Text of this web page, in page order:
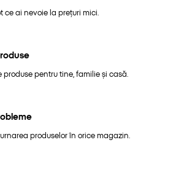
ce ai nevoie la prețuri mici.
pentru tine, familie și casă.
produselor în orice magazin.